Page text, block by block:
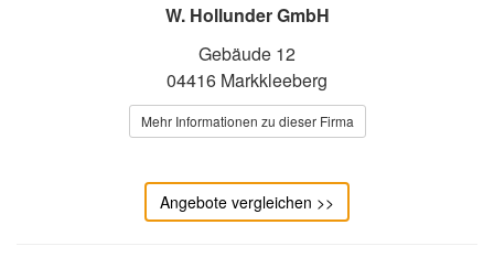
W. Hollunder GmbH
Gebäude 12
04416 Markkleeberg
Mehr Informationen zu dieser Firma
Angebote vergleichen >>